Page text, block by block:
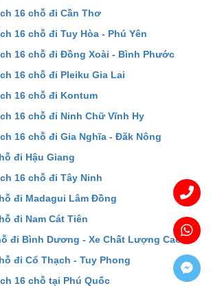
16 chỗ đi Cần Thơ
16 chỗ đi Tuy Hòa - Phú Yên
16 chỗ đi Đồng Xoài - Bình Phước
16 chỗ đi Pleiku Gia Lai
16 chỗ đi Kontum
16 chỗ đi Ninh Chữ Vĩnh Hy
16 chỗ đi Gia Nghĩa - Đăk Nông
đi Hậu Giang
16 chỗ đi Tây Ninh
đi Madagui Lâm Đồng
đi Nam Cát Tiên
đi Bình Dương - Xe Chất Lượng Cao
đi Cổ Thạch - Tuy Phong
16 chỗ tại Phú Quốc